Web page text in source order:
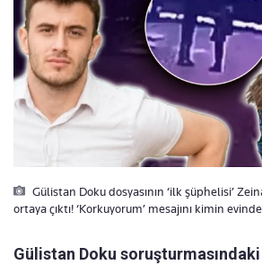
Gülistan Doku dosyasının ‘ilk şüphelisi’
ortaya çıktı! ‘Korkuyorum’ mesajını kimin
Gülistan Doku soruşturmasındaki